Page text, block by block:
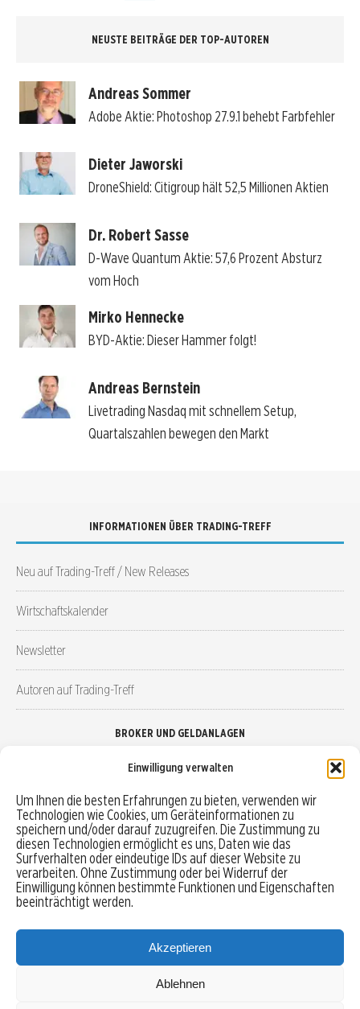
Einwilligung verwalten
Um Ihnen die besten Erfahrungen zu bieten, verwenden wir
Technologien wie Cookies, um Geräteinformationen zu
speichern und/oder darauf zuzugreifen. Die Zustimmung zu
diesen Technologien ermöglicht es uns, Daten wie das
Surfverhalten oder eindeutige IDs auf dieser Website zu
verarbeiten. Ohne Zustimmung oder bei Widerruf der
Einwilligung können bestimmte Funktionen und Eigenschaften
beeinträchtigt werden.
Akzeptieren
Ablehnen
NEUSTE BEITRÄGE DER TOP-AUTOREN
Andreas Sommer
Adobe Aktie: Photoshop 27.9.1 behebt Farbfehler
Dieter Jaworski
DroneShield: Citigroup hält 52,5 Millionen Aktien
Dr. Robert Sasse
D-Wave Quantum Aktie: 57,6 Prozent Absturz
vom Hoch
Mirko Hennecke
BYD-Aktie: Dieser Hammer folgt!
Andreas Bernstein
Livetrading Nasdaq mit schnellem Setup,
Quartalszahlen bewegen den Markt
INFORMATIONEN ÜBER TRADING-TREFF
Neu auf Trading-Treff / New Releases
Wirtschaftskalender
Newsletter
Autoren auf Trading-Treff
BROKER UND GELDANLAGEN
Robo-Advisor vergleichen
Depotvergleich
Festgeld vergleichen
Tagesgeld vergleichen